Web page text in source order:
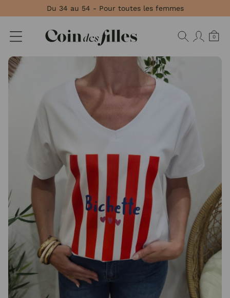
Du 34 au 54 - Pour toutes les femmes
0
Panneau de gestion des cookies